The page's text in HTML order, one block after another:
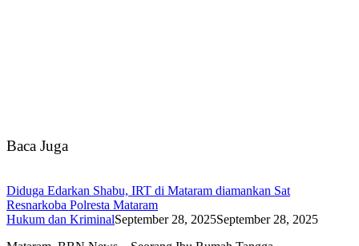
Baca Juga
Diduga Edarkan Shabu, IRT di Mataram diamankan Sat
Resnarkoba Polresta Mataram
Hukum dan KriminalSeptember 28, 2025September 28, 2025